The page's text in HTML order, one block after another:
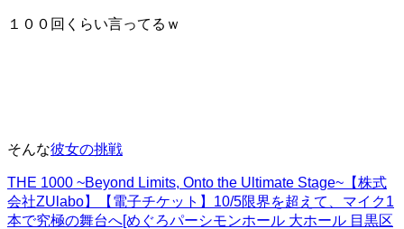
１００回くらい言ってるｗ
そんな彼女の挑戦
THE 1000 ~Beyond Limits, Onto the Ultimate Stage~【株式
会社ZUlabo】
【電子チケット】10/5限界を超えて、マイク1
本で究極の舞台へ[めぐろパーシモンホール 大ホール 目黒区